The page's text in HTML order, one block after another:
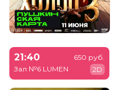
21:40
Зал №6 LUMEN
650 руб.
2D